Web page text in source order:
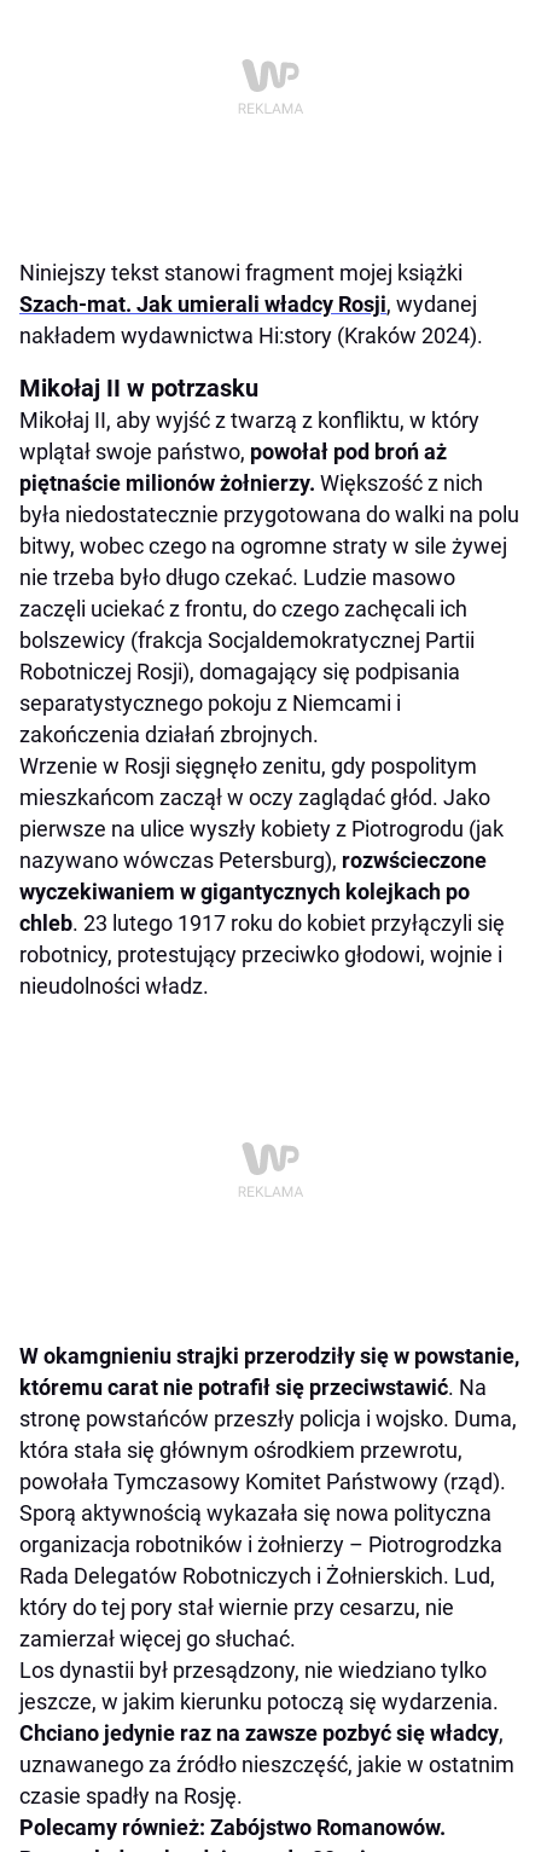
Niniejszy tekst stanowi fragment mojej książki
Szach-mat. Jak umierali władcy Rosji, wydanej
nakładem wydawnictwa Hi:story (Kraków 2024).
Mikołaj II w potrzasku
Mikołaj II, aby wyjść z twarzą z konfliktu, w który
wplątał swoje państwo, powołał pod broń aż
piętnaście milionów żołnierzy. Większość z nich
była niedostatecznie przygotowana do walki na polu
bitwy, wobec czego na ogromne straty w sile żywej
nie trzeba było długo czekać. Ludzie masowo
zaczęli uciekać z frontu, do czego zachęcali ich
bolszewicy (frakcja Socjaldemokratycznej Partii
Robotniczej Rosji), domagający się podpisania
separatystycznego pokoju z Niemcami i
zakończenia działań zbrojnych.
Wrzenie w Rosji sięgnęło zenitu, gdy pospolitym
mieszkańcom zaczął w oczy zaglądać głód. Jako
pierwsze na ulice wyszły kobiety z Piotrogrodu (jak
nazywano wówczas Petersburg), rozwścieczone
wyczekiwaniem w gigantycznych kolejkach po
chleb. 23 lutego 1917 roku do kobiet przyłączyli się
robotnicy, protestujący przeciwko głodowi, wojnie i
nieudolności władz.
W okamgnieniu strajki przerodziły się w powstanie,
któremu carat nie potrafił się przeciwstawić. Na
stronę powstańców przeszły policja i wojsko. Duma,
która stała się głównym ośrodkiem przewrotu,
powołała Tymczasowy Komitet Państwowy (rząd).
Sporą aktywnością wykazała się nowa polityczna
organizacja robotników i żołnierzy – Piotrogrodzka
Rada Delegatów Robotniczych i Żołnierskich. Lud,
który do tej pory stał wiernie przy cesarzu, nie
zamierzał więcej go słuchać.
Los dynastii był przesądzony, nie wiedziano tylko
jeszcze, w jakim kierunku potoczą się wydarzenia.
Chciano jedynie raz na zawsze pozbyć się władcy,
uznawanego za źródło nieszczęść, jakie w ostatnim
czasie spadły na Rosję.
Polecamy również: Zabójstwo Romanowów.